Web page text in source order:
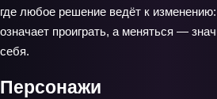
где любое решение ведёт к
означает проиграть, а меняться —
себя.
Персонажи